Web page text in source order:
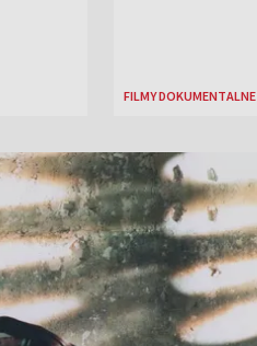
FILMY DOKUMENTALNE